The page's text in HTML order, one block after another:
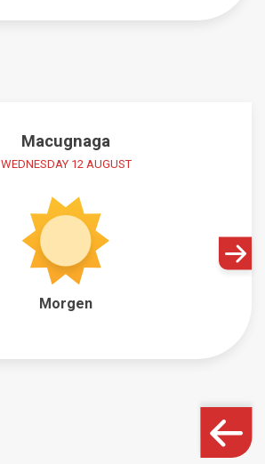
Macugnaga
WEDNESDAY 12 AUGUST
Morgen